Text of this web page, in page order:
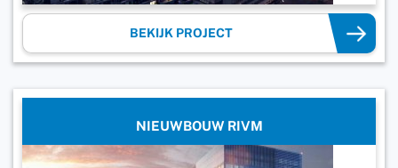
BEKIJK PROJECT
NIEUWBOUW RIVM